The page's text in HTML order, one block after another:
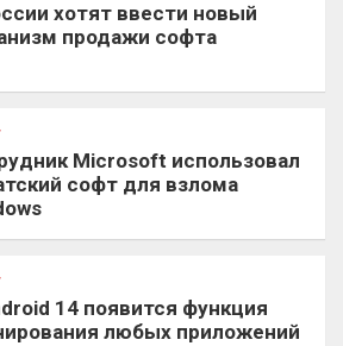
хотят ввести новый
продажи софта
Microsoft использовал
софт для взлома
14 появится функция
любых приложений